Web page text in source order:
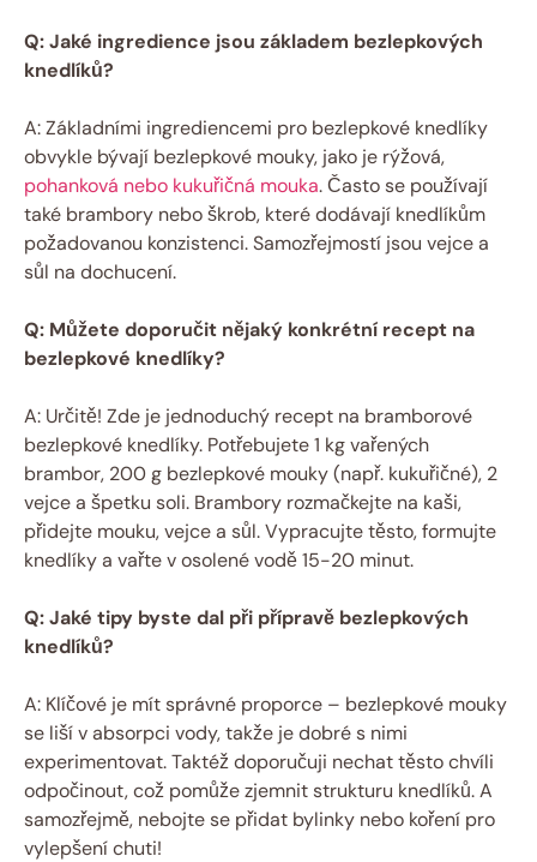
Q:⁤ Jaké ingredience jsou základem bezlepkových
knedlíků?
A: Základními⁤ ingrediencemi pro bezlepkové ‌knedlíky
obvykle bývají bezlepkové mouky, jako je rýžová,
pohanková nebo kukuřičná mouka. Často se používají
také brambory nebo škrob, které⁣ dodávají knedlíkům
požadovanou konzistenci. Samozřejmostí jsou vejce a
sůl na​ dochucení.
Q: Můžete doporučit nějaký konkrétní recept na
bezlepkové knedlíky?
A: Určitě! Zde je jednoduchý recept na​ bramborové
bezlepkové knedlíky. Potřebujete 1 ⁢kg vařených
brambor,⁣ 200 g bezlepkové mouky (např.‌ kukuřičné), 2
vejce a špetku soli. Brambory rozmačkejte na kaši,
přidejte mouku, vejce⁤ a sůl. Vypracujte těsto, formujte
knedlíky a vařte v osolené vodě 15-20 minut.
Q: Jaké tipy byste dal při přípravě bezlepkových
knedlíků?
A: Klíčové ‍je‌ mít správné proporce – bezlepkové mouky
se liší v absorpci vody, takže je dobré s nimi
experimentovat. Taktéž doporučuji nechat těsto chvíli⁣
odpočinout, což pomůže zjemnit strukturu knedlíků. A
samozřejmě,‌ nebojte se přidat bylinky​ nebo koření pro
vylepšení chuti!